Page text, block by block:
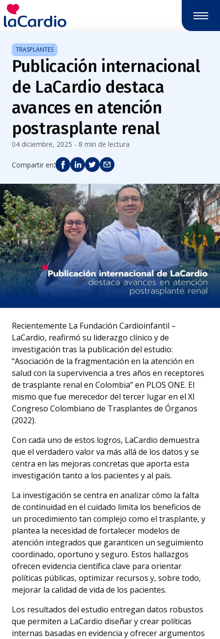
TRASPLANTES
Publicación internacional
de LaCardio destaca
avances en atención
postrasplante renal
04 diciembre, 2025 - 8 min de lectura
Compartir en:
Recientemente La Fundación Cardioinfantil –
LaCardio, reafirmó su liderazgo clínico y de
investigación tras la publicación del estudio:
“Asociación de la fragmentación en la atención en
salud con la supervivencia a tres años en receptores
de trasplante renal en Colombia” en PLOS ONE. El
mismo que fue merecedor del tercer lugar en el XI
Congreso Colombiano de Trasplantes de Órganos
(2022).
Con cada uno de estos logros, LaCardio demuestra
que el verdadero valor va más allá de los datos y se
centra en las mejoras concretas que aporta esta
investigación tanto a los pacientes y al país.
La investigación se centra en analizar cómo la falta
de continuidad en el cuidado limita los beneficios de
un procedimiento tan complejo como el trasplante, y
plantea la necesidad de fortalecer modelos de
atención integrados que garanticen un seguimiento
coordinado, oportuno y seguro. Estos hallazgos
ofrecen evidencia científica clave para orientar
políticas públicas, optimizar recursos y, sobre todo,
mejorar la calidad de vida de los pacientes.
Los resultados del estudio entregan datos robustos
que permiten a LaCardio diseñar y crear políticas
internas basadas en evidencia y ofrecer argumentos